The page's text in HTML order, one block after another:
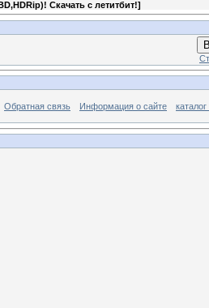
Скачать с летитбит!]
Обратная связь Информация о сайте